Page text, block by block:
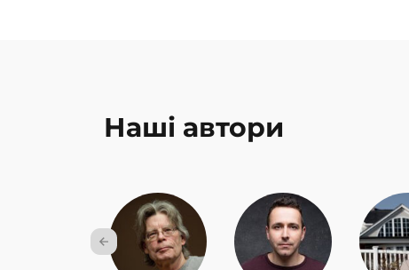
Наші автори